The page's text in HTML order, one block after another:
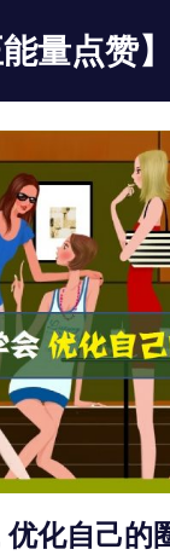
量点赞】
化自己的